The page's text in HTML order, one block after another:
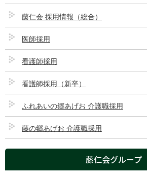
医療機関の方へ
交通アクセス
GLOBAL PAGE
医療法人 藤仁会
採用情報
藤仁会 採用情報（総合）
医師採用
看護師採用
看護師採用（新卒）
ふれあいの郷あげお 介護職採用
藤の郷あげお 介護職採用
藤仁会グループ